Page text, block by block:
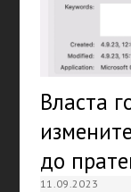
Власта
до
11.09.2023